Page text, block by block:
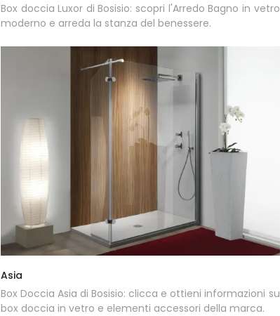
Box doccia Luxor di Bosisio: scopri l'Arredo Bagno in vetro
moderno e arreda la stanza del benessere.
Asia
Box Doccia Asia di Bosisio: clicca e ottieni informazioni su
box doccia in vetro e elementi accessori della marca.